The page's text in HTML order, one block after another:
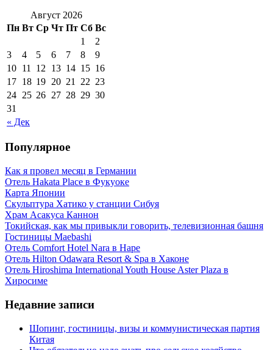
Август 2026
Пн Вт Ср Чт Пт Сб Вс
« Дек
1
2
3
4 5 6 7 8
9
10 11 12 13 14 15 16
17 18 19 20 21 22 23
24 25 26 27 28 29 30
31
Популярное
Как я провел месяц в Германии
Отель Hakata Place в Фукуоке
Карта Японии
Скульптура Хатико у станции Сибуя
Храм Асакуса Каннон
Токийская, как мы привыкли говорить, телевизионная башня
Гостиницы Maebashi
Отель Comfort Hotel Nara в Наре
Отель Hilton Odawara Resort & Spa в Хаконе
Отель Hiroshima International Youth House Aster Plaza в
Хиросиме
Недавние записи
Шопинг, гостиницы, визы и коммунистическая партия
Китая